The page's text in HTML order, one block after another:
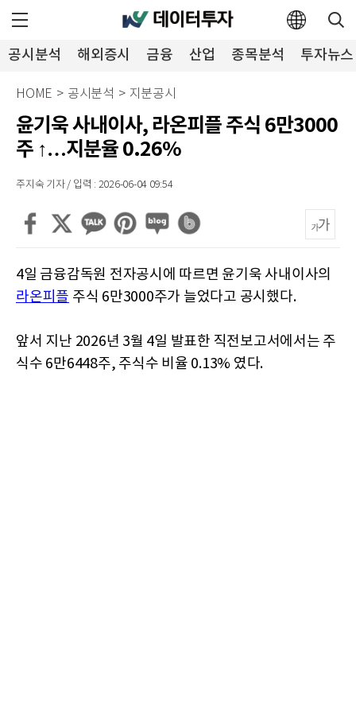
공시분석 해외증시 금융 산업 종목분석 투자뉴스
HOME > 공시분석 > 지분공시
윤기욱 사내이사, 라온피플 주식 6만3000
주 ↑…지분율 0.26%
주지숙 기자 / 입력 : 2026-06-04 09:54
4일 금융감독원 전자공시에 따르면 윤기욱 사내이사의
라온피플 주식 6만3000주가 늘었다고 공시했다.
앞서 지난 2026년 3월 4일 발표한 직전보고서에서는 주
식수 6만6448주, 주식수 비율 0.13% 였다.